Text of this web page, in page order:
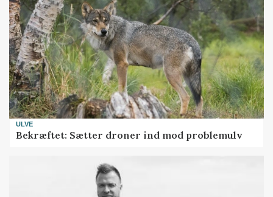
ULVE
Bekræftet: Sætter droner ind mod problemulv